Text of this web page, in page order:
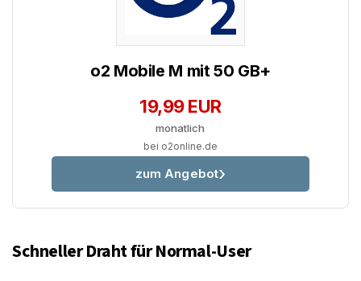
o2 Mobile M mit 50 GB+
19,99 EUR
monatlich
bei o2online.de
zum Angebot
Schneller Draht für Normal-User